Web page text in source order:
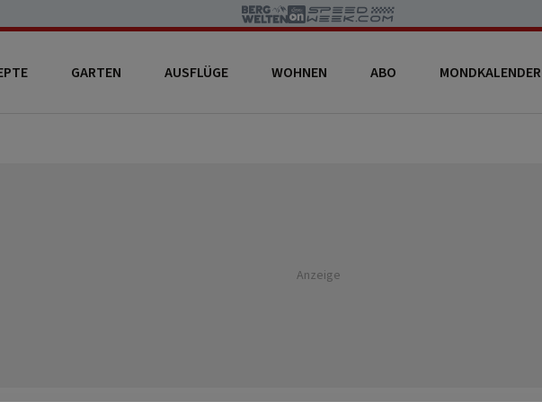
GARTEN AUSFLÜGE WOHNEN ABO MONDKALENDER
Anzeige